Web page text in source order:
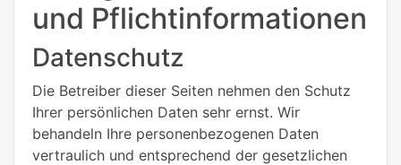
und Pflichtinformationen
Datenschutz
Die Betreiber dieser Seiten nehmen den Schutz
Ihrer persönlichen Daten sehr ernst. Wir
behandeln Ihre personenbezogenen Daten
vertraulich und entsprechend der gesetzlichen